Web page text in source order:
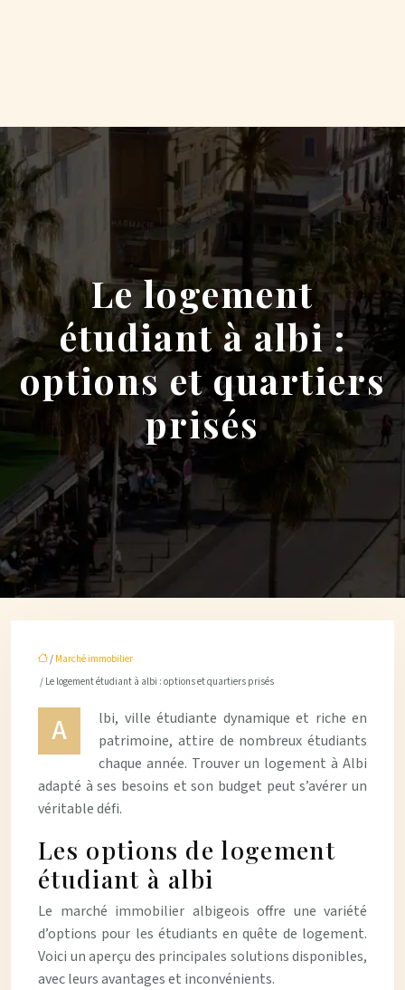
Le logement
étudiant à albi :
options et quartiers
prisés
/ Marché immobilier
/ Le logement étudiant à albi : options et quartiers prisés
A
lbi, ville étudiante dynamique et riche en
patrimoine, attire de nombreux étudiants
chaque année. Trouver un logement à Albi
adapté à ses besoins et son budget peut s’avérer un
véritable défi.
Les options de logement
étudiant à albi
Le marché immobilier albigeois offre une variété
d’options pour les étudiants en quête de logement.
Voici un aperçu des principales solutions disponibles,
avec leurs avantages et inconvénients.